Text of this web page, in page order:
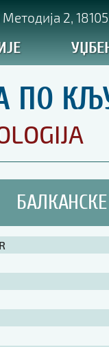
2,
ПО
БАЛКАНСКЕ